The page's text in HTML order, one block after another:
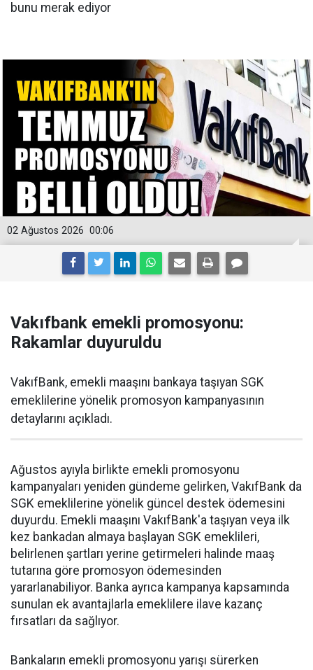
bunu merak ediyor
00:06
02 Ağustos 2026
Vakıfbank emekli promosyonu:
Rakamlar duyuruldu
VakıfBank, emekli maaşını bankaya taşıyan SGK
emeklilerine yönelik promosyon kampanyasının
detaylarını açıkladı.
Ağustos ayıyla birlikte emekli promosyonu
kampanyaları yeniden gündeme gelirken, VakıfBank da
SGK emeklilerine yönelik güncel destek ödemesini
duyurdu. Emekli maaşını VakıfBank'a taşıyan veya ilk
kez bankadan almaya başlayan SGK emeklileri,
belirlenen şartları yerine getirmeleri halinde maaş
tutarına göre promosyon ödemesinden
yararlanabiliyor. Banka ayrıca kampanya kapsamında
sunulan ek avantajlarla emeklilere ilave kazanç
fırsatları da sağlıyor.
Bankaların emekli promosyonu yarışı sürerken